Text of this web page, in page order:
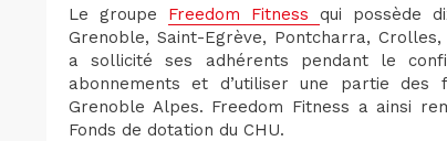
Le groupe Freedom Fitness qui possède
Grenoble, Saint-Egrève, Pontcharra,
a sollicité ses adhérents pendant le
abonnements et d’utiliser une partie des
Grenoble Alpes. Freedom Fitness a ainsi
Fonds de dotation du CHU.